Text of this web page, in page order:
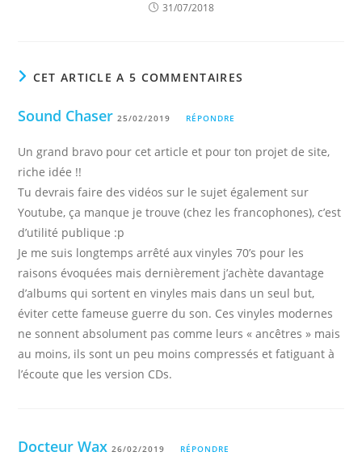
31/07/2018
CET ARTICLE A 5 COMMENTAIRES
Sound Chaser 25/02/2019 RÉPONDRE
Un grand bravo pour cet article et pour ton projet de site,
riche idée !!
Tu devrais faire des vidéos sur le sujet également sur
Youtube, ça manque je trouve (chez les francophones), c’est
d’utilité publique :p
Je me suis longtemps arrêté aux vinyles 70’s pour les
raisons évoquées mais dernièrement j’achète davantage
d’albums qui sortent en vinyles mais dans un seul but,
éviter cette fameuse guerre du son. Ces vinyles modernes
ne sonnent absolument pas comme leurs « ancêtres » mais
au moins, ils sont un peu moins compressés et fatiguant à
l’écoute que les version CDs.
Docteur Wax 26/02/2019 RÉPONDRE